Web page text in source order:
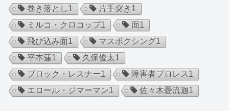
巻き落とし1 片手突き 1
ミルコ・クロコップ1 面1
飛び込み面1 マスボクシング1
平本蓮1 久保優太1
ブロック・レスナー1 障害者プロレス1
エロール・ジマーマン1 佐々木憂流迦1